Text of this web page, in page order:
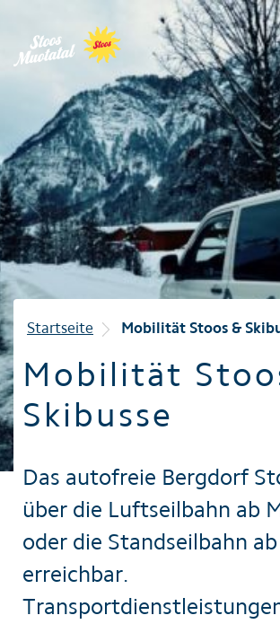
Region
Bergbahnen
Sommer
Winter
Familie
Startseite Mobilität Stoos &
Mobilität
Skibusse
Das autofreie Bergdorf
über die Luftseilbahn ab
oder die Standseilbahn
erreichbar.